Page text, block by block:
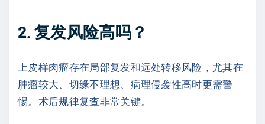
2. 复发风险高吗？
上皮样肉瘤存在局部复发和远处转移风险，尤其在
肿瘤较大、切缘不理想、病理侵袭性高时更需警
惕。术后规律复查非常关键。